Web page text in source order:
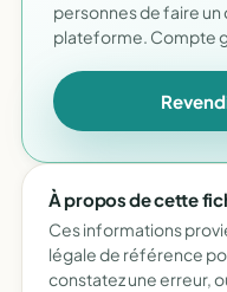
personnes de faire un
plateforme. Compte
À propos de cette
Ces informations
légale de référence
constatez une erreur,